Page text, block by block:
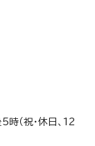
（祝・休日、12